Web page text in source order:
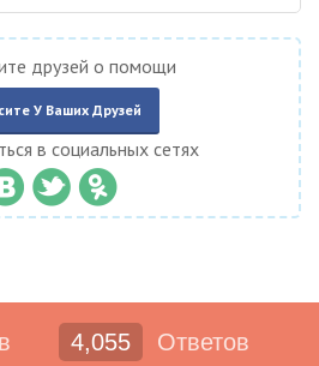
друзей о помощи
У Ваших Друзей
в социальных сетях
4,055 Ответов